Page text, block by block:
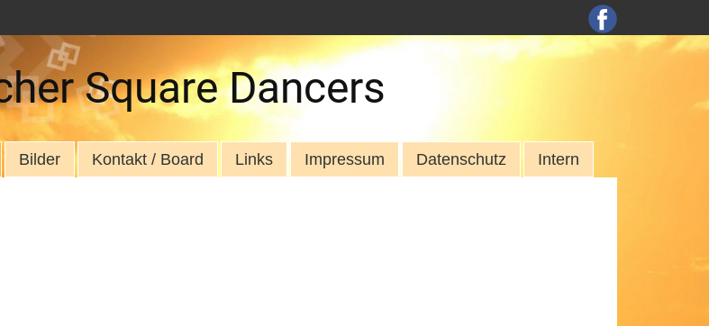
Square Dancers
Bilder Kontakt / Board Links Impressum Datenschutz Intern